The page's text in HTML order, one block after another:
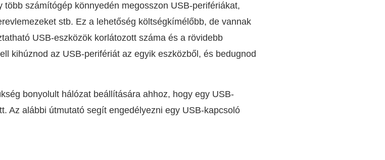
több számítógép könnyedén megosszon USB-perifériákat,
stb. Ez a lehetőség költségkímélőbb, de vannak
USB-eszközök korlátozott száma és a rövidebb
kihúznod az USB-perifériát az egyik eszközből, és bedugnod
bonyolult hálózat beállítására ahhoz, hogy egy USB-
Az alábbi útmutató segít engedélyezni egy USB-kapcsoló